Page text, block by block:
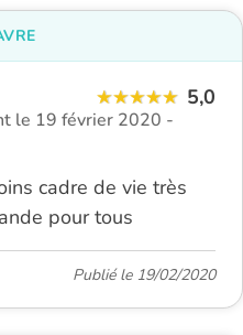
5,0
le 19 février 2020 -
cadre de vie très
pour tous
Publié le 19/02/2020